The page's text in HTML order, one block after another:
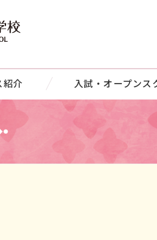
紹介 入試・オープンス